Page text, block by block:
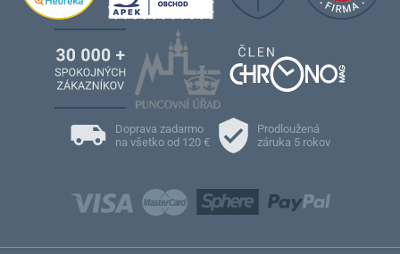
Doprava zadarmo
na všetko od 120 €
Prodloužená
záruka 5 rokov